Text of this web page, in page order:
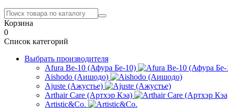
Корзина
0
Список категорий
Выбрать производителя
Afura Be-10 (Афура Бе-10)
Aishodo (Аишодо)
Ajuste (Ажустье)
Arthair Care (Артхэр Кэа)
Artistic&Co.